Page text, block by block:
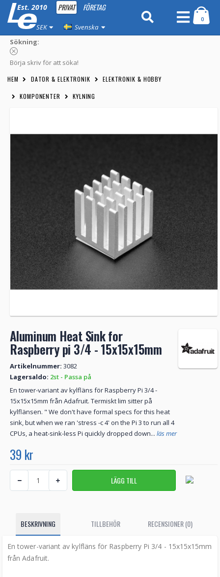
Est. 2010 PRIVAT FÖRETAG
SEK Svenska
0
Sökning:
Börja skriv för att söka!
HEM DATOR & ELEKTRONIK ELEKTRONIK & HOBBY
KOMPONENTER KYLNING
Aluminum Heat Sink for
Raspberry pi 3/4 - 15x15x15mm
Artikelnummer: 3082
Lagersaldo: 2st - Passa på
En tower-variant av kylfläns för Raspberry Pi 3/4 -
15x15x15mm från Adafruit. Termiskt lim sitter på
kylflänsen. " We don't have formal specs for this heat
sink, but when we ran 'stress -c 4' on the Pi 3 to run all 4
CPUs, a heat-sink-less Pi quickly dropped down... läs mer
39 kr
BESKRIVNING TILLBEHÖR RECENSIONER (0)
En tower-variant av kylfläns för Raspberry Pi 3/4 - 15x15x15mm
från Adafruit.